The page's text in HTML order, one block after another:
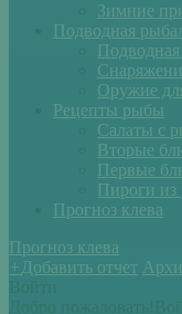
Зимние
Подводная
Оружие
Рецепты рыбы
Салаты с
Вторые
Первые
Пироги
Прогноз клева
Прогноз клева
+ Добавить отчет
Войти
Добро пожаловать!